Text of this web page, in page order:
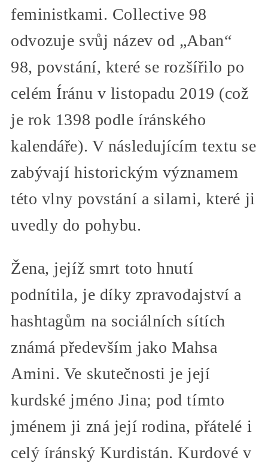
feministkami. Collective 98
odvozuje svůj název od „Aban“
98, povstání, které se rozšířilo po
celém Íránu v listopadu 2019 (což
je rok 1398 podle íránského
kalendáře). V následujícím textu se
zabývají historickým významem
této vlny povstání a silami, které ji
uvedly do pohybu.
Žena, jejíž smrt toto hnutí
podnítila, je díky zpravodajství a
hashtagům na sociálních sítích
známá především jako Mahsa
Amini. Ve skutečnosti je její
kurdské jméno Jina; pod tímto
jménem ji zná její rodina, přátelé i
celý íránský Kurdistán. Kurdové v